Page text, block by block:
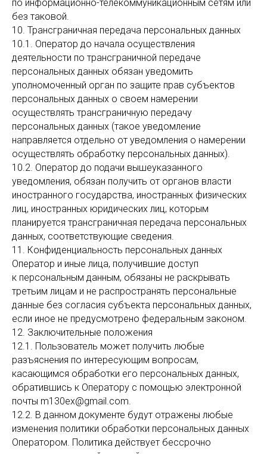
по информационно-телекоммуникационным сетям или
без таковой.
10. Трансграничная передача персональных данных
10.1. Оператор до начала осуществления
деятельности по трансграничной передаче
персональных данных обязан уведомить
уполномоченный орган по защите прав субъектов
персональных данных о своем намерении
осуществлять трансграничную передачу
персональных данных (такое уведомление
направляется отдельно от уведомления о намерении
осуществлять обработку персональных данных).
10.2. Оператор до подачи вышеуказанного
уведомления, обязан получить от органов власти
иностранного государства, иностранных физических
лиц, иностранных юридических лиц, которым
планируется трансграничная передача персональных
данных, соответствующие сведения.
11. Конфиденциальность персональных данных
Оператор и иные лица, получившие доступ
к персональным данным, обязаны не раскрывать
третьим лицам и не распространять персональные
данные без согласия субъекта персональных данных,
если иное не предусмотрено федеральным законом.
12. Заключительные положения
12.1. Пользователь может получить любые
разъяснения по интересующим вопросам,
касающимся обработки его персональных данных,
обратившись к Оператору с помощью электронной
почты m130ex@gmail.com.
12.2. В данном документе будут отражены любые
изменения политики обработки персональных данных
Оператором. Политика действует бессрочно